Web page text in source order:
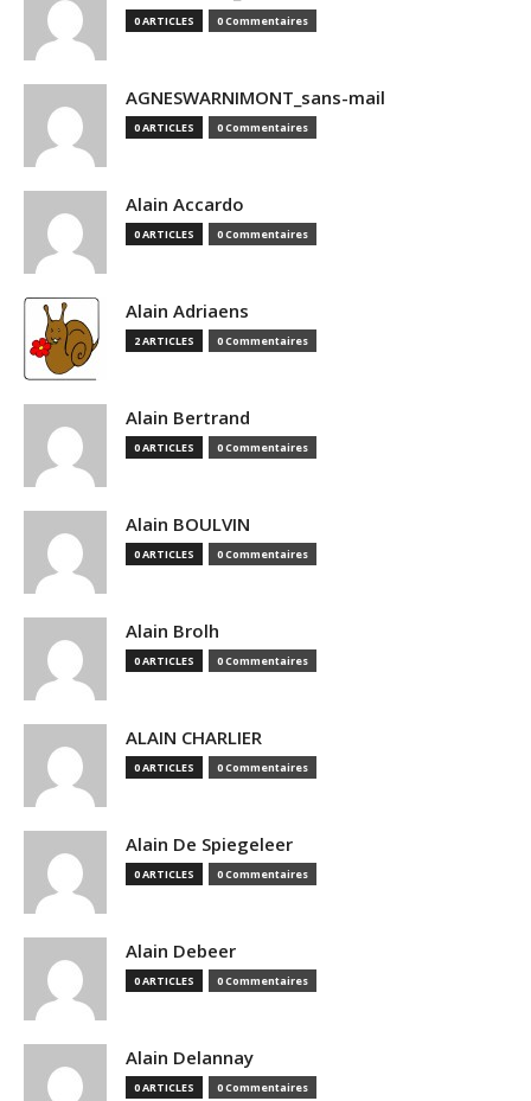
0 ARTICLES 0 Commentaires
AGNESWARNIMONT_sans-mail
0 ARTICLES 0 Commentaires
Alain Accardo
0 ARTICLES 0 Commentaires
Alain Adriaens
2 ARTICLES 0 Commentaires
Alain Bertrand
0 ARTICLES 0 Commentaires
Alain BOULVIN
0 ARTICLES 0 Commentaires
Alain Brolh
0 ARTICLES 0 Commentaires
ALAIN CHARLIER
0 ARTICLES 0 Commentaires
Alain De Spiegeleer
0 ARTICLES 0 Commentaires
Alain Debeer
0 ARTICLES 0 Commentaires
Alain Delannay
0 ARTICLES 0 Commentaires